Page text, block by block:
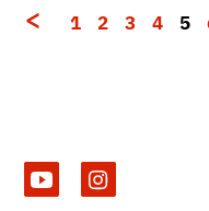
1 2 3 4 5